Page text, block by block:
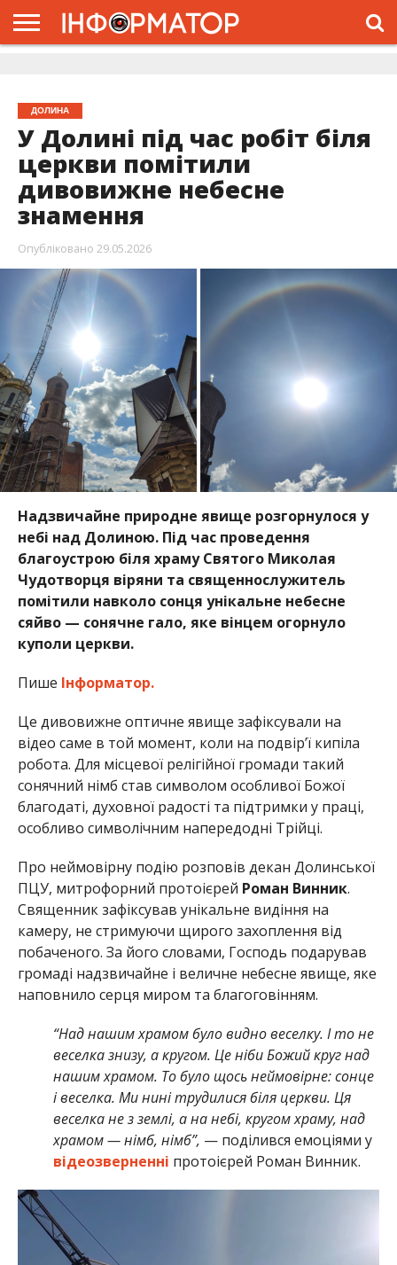
ДОЛИНА
У Долині під час робіт біля
церкви помітили
дивовижне небесне
знамення
Опубліковано 29.05.2026
Надзвичайне природне явище розгорнулося у
небі над Долиною. Під час проведення
благоустрою біля храму Святого Миколая
Чудотворця віряни та священнослужитель
помітили навколо сонця унікальне небесне
сяйво — сонячне гало, яке вінцем огорнуло
куполи церкви.
Пише Інформатор.
Це дивовижне оптичне явище зафіксували на
відео саме в той момент, коли на подвір’ї кипіла
робота. Для місцевої релігійної громади такий
сонячний німб став символом особливої Божої
благодаті, духовної радості та підтримки у праці,
особливо символічним напередодні Трійці.
Про неймовірну подію розповів декан Долинської
ПЦУ, митрофорний протоієрей Роман Винник.
Священник зафіксував унікальне видіння на
камеру, не стримуючи щирого захоплення від
побаченого. За його словами, Господь подарував
громаді надзвичайне і величне небесне явище, яке
наповнило серця миром та благоговінням.
“Над нашим храмом було видно веселку. І то не
веселка знизу, а кругом. Це ніби Божий круг над
нашим храмом. То було щось неймовірне: сонце
і веселка. Ми нині трудилися біля церкви. Ця
веселка не з землі, а на небі, кругом храму, над
храмом — німб, німб”, — поділився емоціями у
відеозверненні протоієрей Роман Винник.